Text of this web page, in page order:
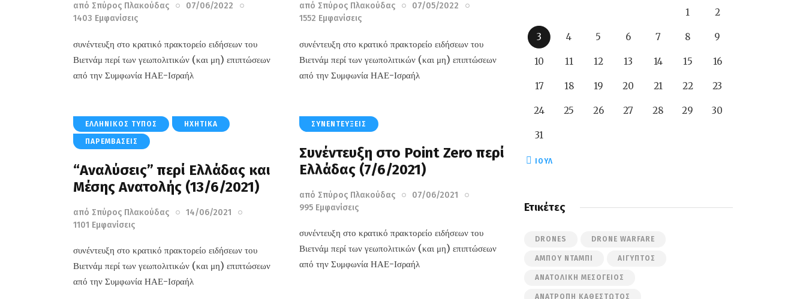
από Σπύρος Πλακούδας
07/06/2022
1403 Εμφανίσεις
συνέντευξη στο κρατικό πρακτορείο ειδήσεων του
Βιετνάμ περί των γεωπολιτικών (και μη) επιπτώσεων
από την Συμφωνία ΗΑΕ-Ισραήλ
από Σπύρος Πλακούδας
07/05/2022
1552 Εμφανίσεις
συνέντευξη στο κρατικό πρακτορείο ειδήσεων του
Βιετνάμ περί των γεωπολιτικών (και μη) επιπτώσεων
από την Συμφωνία ΗΑΕ-Ισραήλ
ΕΛΛΗΝΙΚΌΣ ΤΎΠΟΣ ΗΧΗΤΙΚΆ
ΠΑΡΕΜΒΆΣΕΙΣ
“Αναλύσεις” περί Ελλάδας και
Μέσης Ανατολής (13/6/2021)
από Σπύρος Πλακούδας
14/06/2021
1101 Εμφανίσεις
συνέντευξη στο κρατικό πρακτορείο ειδήσεων του
Βιετνάμ περί των γεωπολιτικών (και μη) επιπτώσεων
από την Συμφωνία ΗΑΕ-Ισραήλ
ΣΥΝΕΝΤΕΎΞΕΙΣ
Συνέντευξη στο Point Zero περί
Ελλάδας (7/6/2021)
από Σπύρος Πλακούδας
07/06/2021
995 Εμφανίσεις
συνέντευξη στο κρατικό πρακτορείο ειδήσεων του
Βιετνάμ περί των γεωπολιτικών (και μη) επιπτώσεων
από την Συμφωνία ΗΑΕ-Ισραήλ
1 2
3 4 5 6 7 8 9
10 11 12 13 14 15 16
17 18 19 20 21 22 23
24 25 26 27 28 29 30
31
« ΙΟΎΛ
Ετικέτες
DRONES DRONE WARFARE
ΆΜΠΟΥ ΝΤΆΜΠΙ ΑΊΓΥΠΤΟΣ
ΑΝΑΤΟΛΙΚΉ ΜΕΣΌΓΕΙΟΣ
ΑΝΑΤΡΟΠΉ ΚΑΘΕΣΤΏΤΟΣ